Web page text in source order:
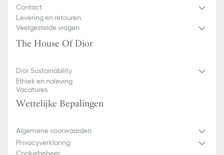
Contact
Levering en retouren
Veelgestelde vragen
The House Of Dior
Dior Sustainability
Ethiek en naleving
Vacatures
Wettelijke Bepalingen
Algemene voorwaarden
Privacyverklaring
Cookiebeheer